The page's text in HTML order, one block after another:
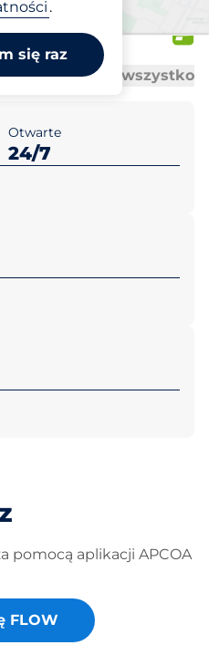
.
się raz
2
Zamknij wszystko
Otwarte
24/7
pomocą aplikacji APCOA
FLOW